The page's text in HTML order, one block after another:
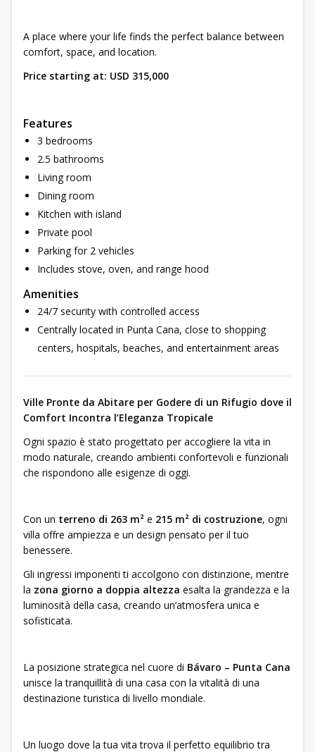
A place where your life finds the perfect balance between
comfort, space, and location.
Price starting at: USD 315,000
Features
3 bedrooms
2.5 bathrooms
Living room
Dining room
Kitchen with island
Private pool
Parking for 2 vehicles
Includes stove, oven, and range hood
Amenities
24/7 security with controlled access
Centrally located in Punta Cana, close to shopping
centers, hospitals, beaches, and entertainment areas
Ville Pronte da Abitare per Godere di un Rifugio dove il
Comfort Incontra l’Eleganza Tropicale
Ogni spazio è stato progettato per accogliere la vita in
modo naturale, creando ambienti confortevoli e funzionali
che rispondono alle esigenze di oggi.
Con un terreno di 263 m² e 215 m² di costruzione, ogni
villa offre ampiezza e un design pensato per il tuo
benessere.
Gli ingressi imponenti ti accolgono con distinzione, mentre
la zona giorno a doppia altezza esalta la grandezza e la
luminosità della casa, creando un’atmosfera unica e
sofisticata.
La posizione strategica nel cuore di Bávaro – Punta Cana
unisce la tranquillità di una casa con la vitalità di una
destinazione turistica di livello mondiale.
Un luogo dove la tua vita trova il perfetto equilibrio tra